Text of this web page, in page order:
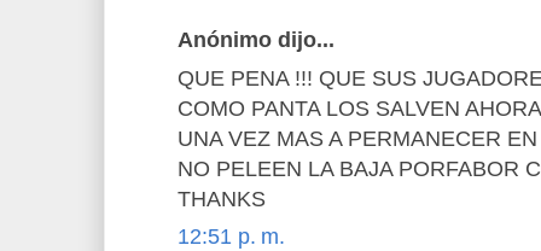
Anónimo dijo...
QUE PENA !!! QUE SUS
COMO PANTA LOS SALVEN
UNA VEZ MAS A PERMANECER
NO PELEEN LA BAJA PORFABOR
THANKS
12:51 p. m.